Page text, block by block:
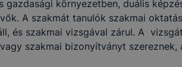
környezetben, duális
A szakmát tanulók szakmai
és szakmai vizsgával zárul. A vizsgát
szakmai bizonyítványt szereznek,